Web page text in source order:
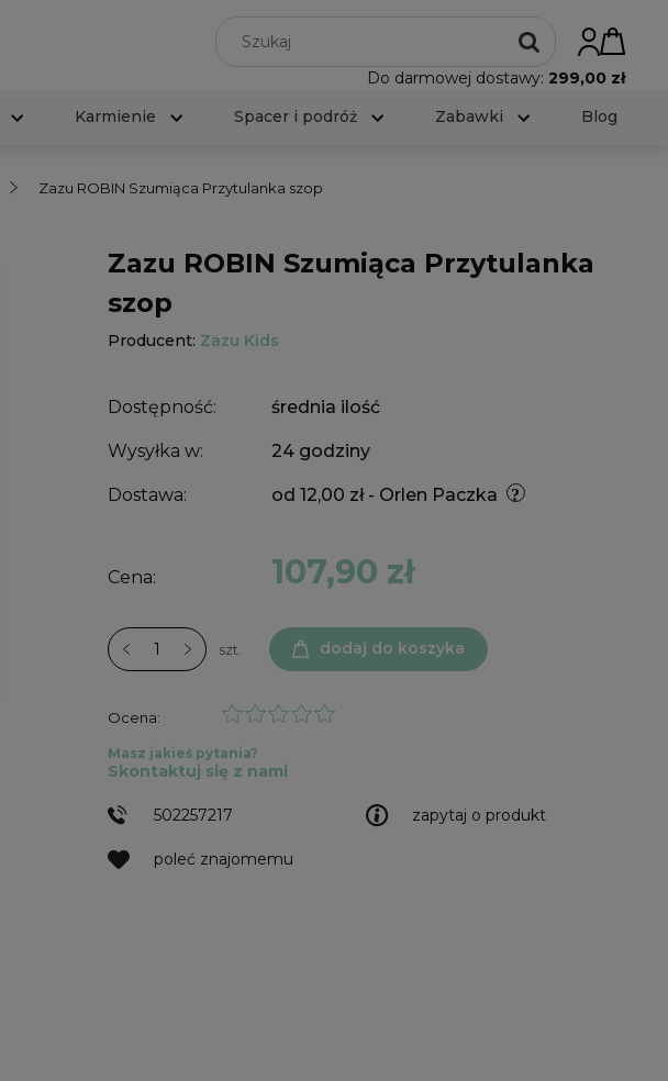
Do darmowej dostawy: 299,00 zł
Karmienie Spacer i podróż Zabawki Blog
Zazu ROBIN Szumiąca Przytulanka szop
Zazu ROBIN Szumiąca Przytulanka
szop
Producent: Zazu Kids
Dostępność: średnia ilość
Wysyłka w: 24 godziny
Dostawa: od 12,00 zł - Orlen Paczka
Cena: 107,90 zł
szt. dodaj do koszyka
Ocena:
zapytaj o produkt
poleć znajomemu
Masz jakieś pytania?
Skontaktuj się z nami
502257217